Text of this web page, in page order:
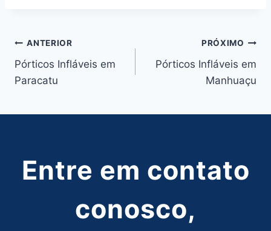
Navegação
de
ANTERIOR
Pórticos Infláveis em
Paracatu
PRÓXIMO
Pórticos Infláveis em
Manhuaçu
Entre em contato
conosco,